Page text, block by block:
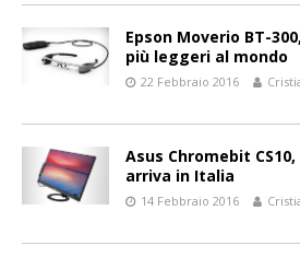
Epson Moverio BT-
più leggeri al mondo
22 Febbraio 2016
Asus Chromebit
arriva in Italia
14 Febbraio 2016